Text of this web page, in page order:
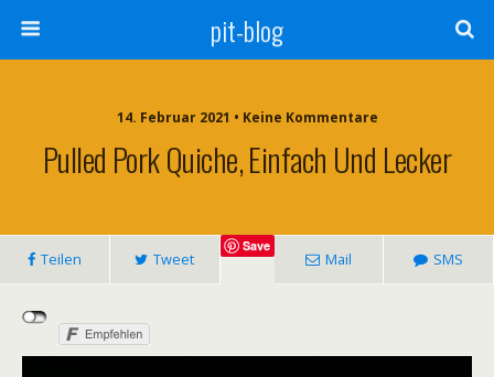
pit-blog
14. Februar 2021 • Keine Kommentare
Pulled Pork Quiche, Einfach Und Lecker
Teilen Tweet
Save
Mail SMS